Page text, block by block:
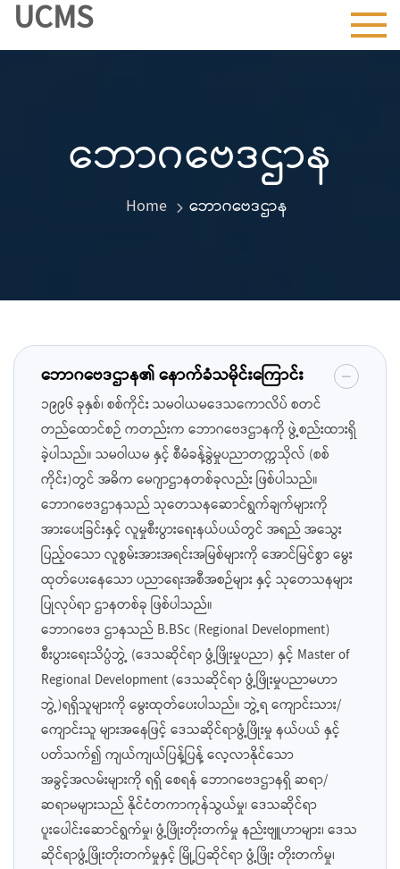
Skip
content
UCMS
ဘောဂဗေဒဌာန
Home ဘောဂဗေဒဌာန
ဘောဂဗေဒဌာန၏ နောက်ခံသမိုင်းကြောင်း
၁၉၉၆ ခုနှစ်၊ စစ်ကိုင်း သမဝါယမဒေသကောလိပ် စတင်
တည်ထောင်စဉ် ကတည်းက ဘောဂဗေဒဌာနကို ဖွဲ့စည်းထားရှိ
ခဲ့ပါသည်။ သမဝါယမ နှင့် စီမံခန့်ခွဲမှုပညာတက္ကသိုလ် (စစ်
ကိုင်း)တွင် အဓိက မေဂျာဌာနတစ်ခုလည်း ဖြစ်ပါသည်။
ဘောဂဗေဒဌာနသည် သုတေသနဆောင်ရွက်ချက်များကို
အားပေးခြင်းနှင့် လူမှုစီးပွားရေးနယ်ပယ်တွင် အရည် အသွေး
ပြည့်ဝသော လူစွမ်းအားအရင်းအမြစ်များကို အောင်မြင်စွာ မွေး
ထုတ်ပေးနေသော ပညာရေးအစီအစဉ်များ နှင့် သုတေသနများ
ပြုလုပ်ရာ ဌာနတစ်ခု ဖြစ်ပါသည်။
ဘောဂဗေဒ ဌာနသည် B.BSc (Regional Development)
စီးပွားရေးသိပ္ပံဘွဲ့ (ဒေသဆိုင်ရာ ဖွံ့ဖြိုးမှုပညာ) နှင့် Master of
Regional Development (ဒေသဆိုင်ရာ ဖွံ့ဖြိုးမှုပညာမဟာ
ဘွဲ့)ရရှိသူများကို မွေးထုတ်ပေးပါသည်။ ဘွဲ့ရ ကျောင်းသား/
ကျောင်းသူ များအနေဖြင့် ဒေသဆိုင်ရာဖွံ့ဖြိုးမှု နယ်ပယ် နှင့်
ပတ်သက်၍ ကျယ်ကျယ်ပြန့်ပြန့် လေ့လာနိုင်သော
အခွင့်အလမ်းများကို ရရှိ စေရန် ဘောဂဗေဒဌာနရှိ ဆရာ/
ဆရာမများသည် နိုင်ငံတကာကုန်သွယ်မှု၊ ဒေသဆိုင်ရာ
ပူးပေါင်းဆောင်ရွက်မှု၊ ဖွံ့ဖြိုးတိုးတက်မှု နည်းဗျူဟာများ၊ ဒေသ
ဆိုင်ရာဖွံ့ဖြိုးတိုးတက်မှုနှင့် မြို့ပြဆိုင်ရာ ဖွံ့ဖြိုး တိုးတက်မှု၊